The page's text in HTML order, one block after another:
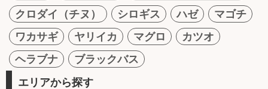
クロダイ（チヌ）
シロギス ハゼ
マゴチ
ワカサギ
ヤリイカ マグロ
カツオ
ヘラブナ
ブラックバス
エリアから探す